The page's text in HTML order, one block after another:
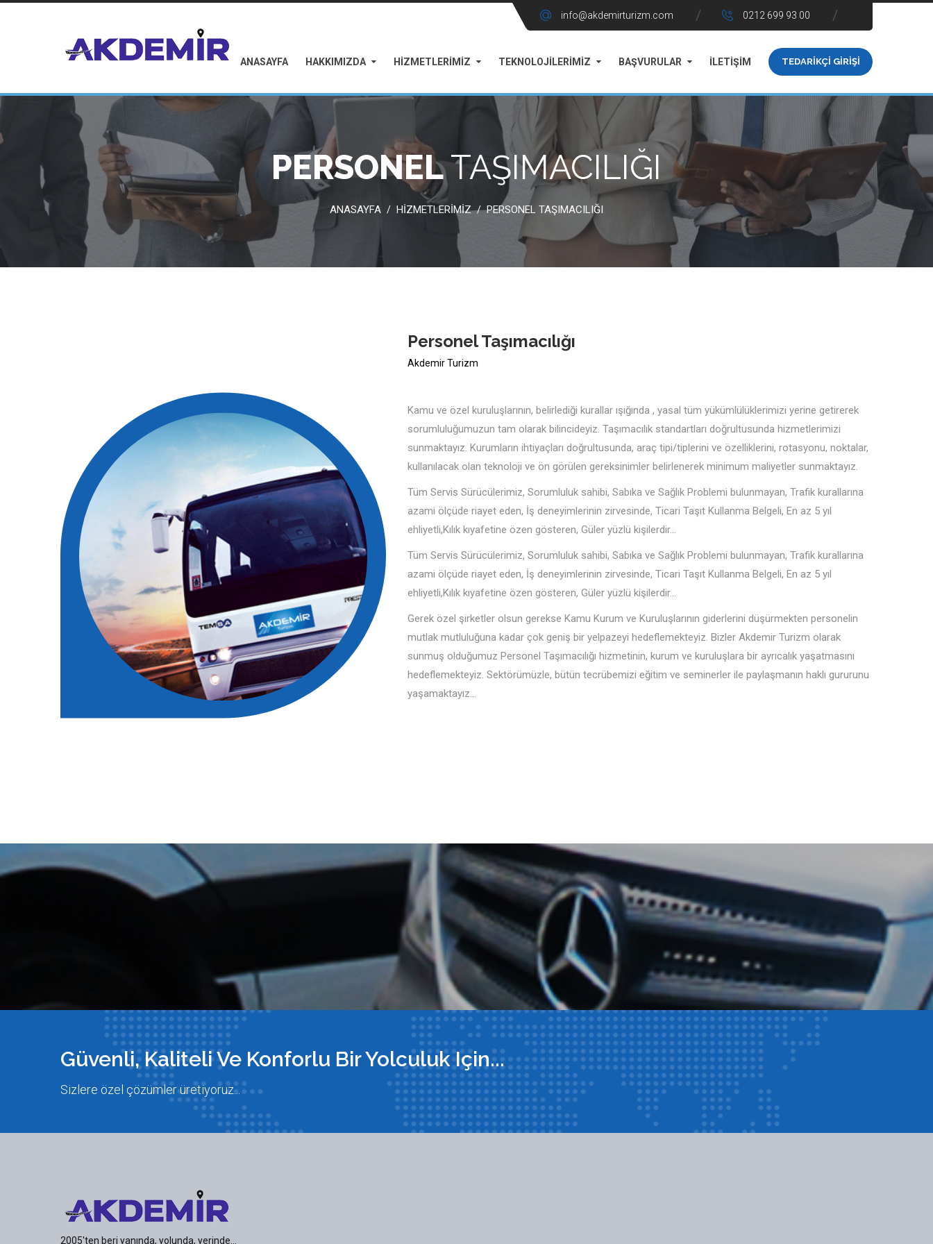
info@akdemirturizm.com 0212 699 93 00
TEDARİKÇİ GİRİŞİ
ANASAYFA HAKKIMIZDA HİZMETLERİMİZ TEKNOLOJİLERİMİZ BAŞVURULAR İLETİŞİM
PERSONELTAŞIMACILIĞI
ANASAYFA / HİZMETLERİMİZ / PERSONEL TAŞIMACILIĞI
Personel Taşımacılığı
Akdemir Turizm
Kamu ve özel kuruluşlarının, belirlediği kurallar ışığında , yasal tüm yükümlülüklerimizi yerine getirerek
sorumluluğumuzun tam olarak bilincideyiz. Taşımacılık standartları doğrultusunda hizmetlerimizi
sunmaktayız. Kurumların ihtiyaçları doğrultusunda, araç tipi/tiplerini ve özelliklerini, rotasyonu, noktalar,
kullanılacak olan teknoloji ve ön görülen gereksinimler belirlenerek minimum maliyetler sunmaktayız.
Tüm Servis Sürücülerimiz, Sorumluluk sahibi, Sabıka ve Sağlık Problemi bulunmayan, Trafik kurallarına
azami ölçüde riayet eden, İş deneyimlerinin zirvesinde, Ticari Taşıt Kullanma Belgeli, En az 5 yıl
ehliyetli,Kılık kıyafetine özen gösteren, Güler yüzlü kişilerdir…
Tüm Servis Sürücülerimiz, Sorumluluk sahibi, Sabıka ve Sağlık Problemi bulunmayan, Trafik kurallarına
azami ölçüde riayet eden, İş deneyimlerinin zirvesinde, Ticari Taşıt Kullanma Belgeli, En az 5 yıl
ehliyetli,Kılık kıyafetine özen gösteren, Güler yüzlü kişilerdir…
Gerek özel şirketler olsun gerekse Kamu Kurum ve Kuruluşlarının giderlerini düşürmekten personelin
mutlak mutluluğuna kadar çok geniş bir yelpazeyi hedeflemekteyiz. Bizler Akdemir Turizm olarak
sunmuş olduğumuz Personel Taşımacılığı hizmetinin, kurum ve kuruluşlara bir ayrıcalık yaşatmasını
hedeflemekteyiz. Sektörümüzle, bütün tecrübemizi eğitim ve seminerler ile paylaşmanın haklı gururunu
yaşamaktayız…
Güvenli, Kaliteli Ve Konforlu Bir Yolculuk Için...
Sizlere özel çözümler üretiyoruz...
2005'ten beri yanında, yolunda, yerinde...